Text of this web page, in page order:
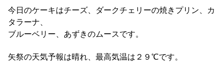
今日のケーキはチーズ、ダークチェリーの焼きプリン、カ
タラーナ、
ブルーベリー、あずきのムースです。
矢祭の天気予報は晴れ、最高気温は２９℃です。